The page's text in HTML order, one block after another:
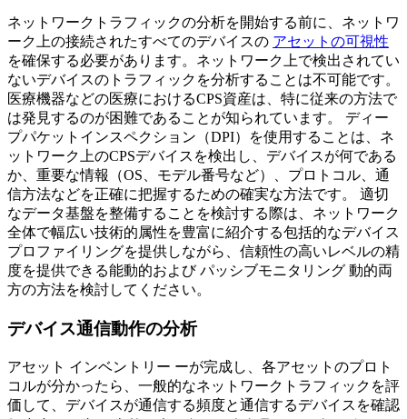
ネットワークトラフィックの分析を開始する前に、ネットワ
ーク上の接続されたすべてのデバイスの アセットの可視性
を確保する必要があります。ネットワーク上で検出されてい
ないデバイスのトラフィックを分析することは不可能です。
医療機器などの医療におけるCPS資産は、特に従来の方法で
は発見するのが困難であることが知られています。 ディー
プパケットインスペクション（DPI）を使用することは、ネ
ットワーク上のCPSデバイスを検出し、デバイスが何である
か、重要な情報（OS、モデル番号など）、プロトコル、通
信方法などを正確に把握するための確実な方法です。 適切
なデータ基盤を整備することを検討する際は、ネットワーク
全体で幅広い技術的属性を豊富に紹介する包括的なデバイス
プロファイリングを提供しながら、信頼性の高いレベルの精
度を提供できる能動的および パッシブモニタリング 動的両
方の方法を検討してください。
デバイス通信動作の分析
アセット インベントリー ーが完成し、各アセットのプロト
コルが分かったら、一般的なネットワークトラフィックを評
価して、デバイスが通信する頻度と通信するデバイスを確認